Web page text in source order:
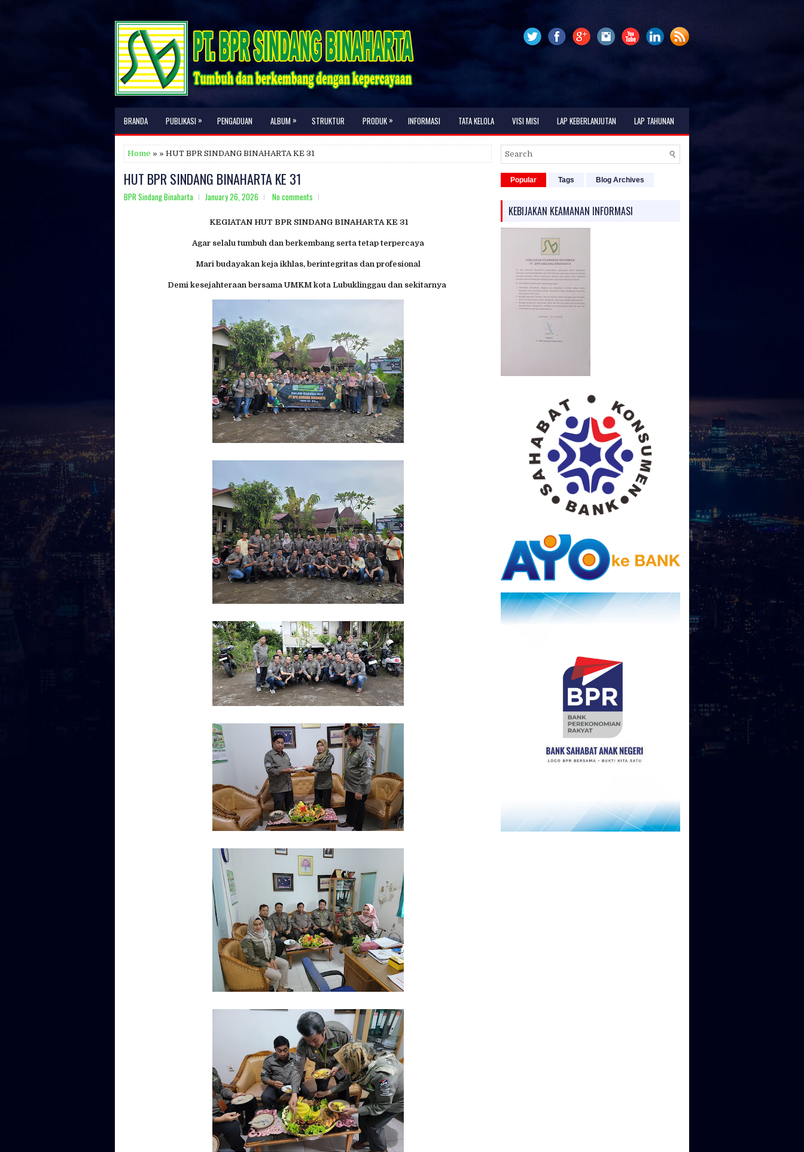
BRANDA PUBLIKASI » PENGADUAN ALBUM » STRUKTUR PRODUK » INFORMASI TATA KELOLA VISI MISI LAP KEBERLANJUTAN LAP TAHUNAN
Home » » HUT BPR SINDANG BINAHARTA KE 31
HUT BPR SINDANG BINAHARTA KE 31
BPR Sindang Binaharta January 26, 2026 No comments
KEGIATAN HUT BPR SINDANG BINAHARTA KE 31
Agar selalu tumbuh dan berkembang serta tetap terpercaya
Mari budayakan keja ikhlas, berintegritas dan profesional
Demi kesejahteraan bersama UMKM kota Lubuklinggau dan sekitarnya
Popular Tags Blog Archives
KEBIJAKAN KEAMANAN INFORMASI